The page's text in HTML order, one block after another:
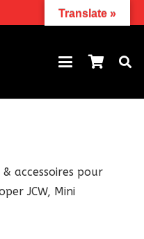
accessoires pour
JCW, Mini
Translate »